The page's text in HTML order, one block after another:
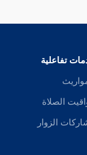
تفاعلية
الصلاة
الزوار